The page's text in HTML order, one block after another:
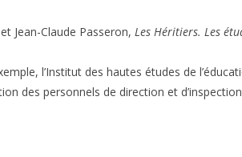
Jean-Claude Passeron, Les Héritiers. Les
l’Institut des hautes études de
des personnels de direction et